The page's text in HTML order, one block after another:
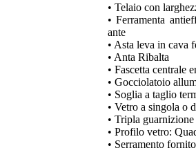
• Telaio con
• Ferramenta
ante
• Asta leva in cava
• Anta Ribalta
• Fascetta centrale
• Gocciolatoio
• Soglia a taglio
• Vetro a singola o
• Tripla
• Profilo vetro:
• Serramento